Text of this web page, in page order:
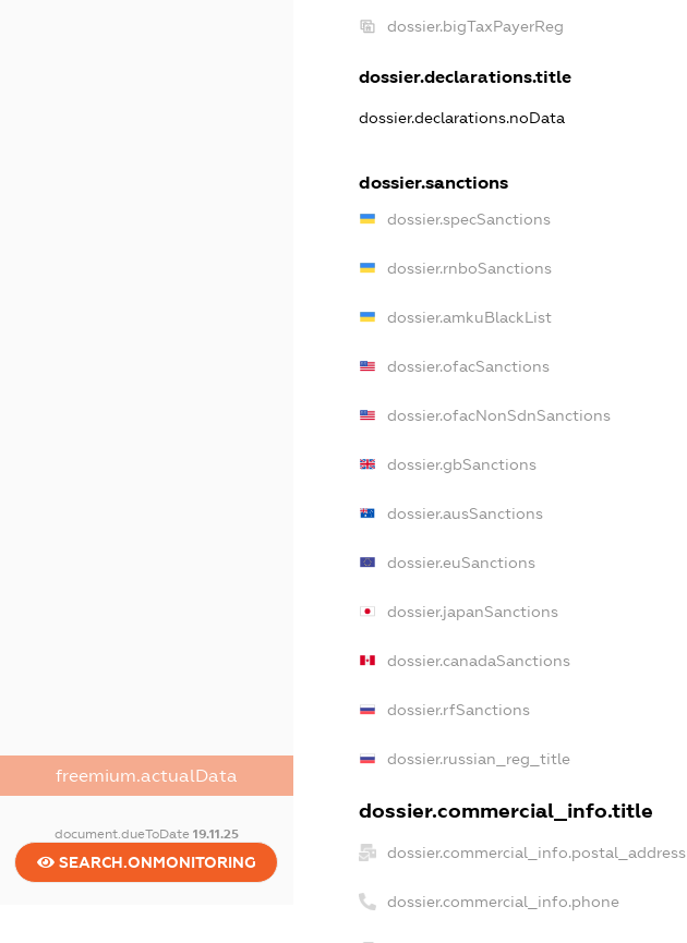
freemium.actualData
document.dueToDate 19.11.25
SEARCH.ONMONITORING
dossier.bigTaxPayerReg
dossier.declarations.title
dossier.declarations.noData
dossier.sanctions
dossier.specSanctions
dossier.rnboSanctions
dossier.amkuBlackList
dossier.ofacSanctions
dossier.ofacNonSdnSanctions
dossier.gbSanctions
dossier.ausSanctions
dossier.euSanctions
dossier.japanSanctions
dossier.canadaSanctions
dossier.rfSanctions
dossier.russian_reg_title
dossier.commercial_info.title
dossier.commercial_info.postal_address
dossier.commercial_info.phone